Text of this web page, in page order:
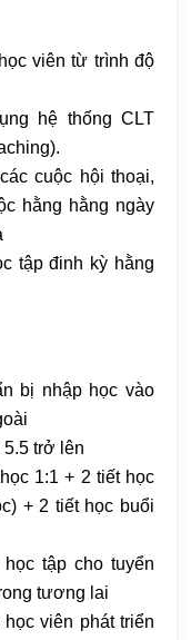
viên từ trình độ
hệ thống CLT
cuộc hội thoại,
hằng hằng ngày
tập đinh kỳ hằng
bị nhập học vào
5.5 trở lên
1:1 + 2 tiết học
+ 2 tiết học buổi
tập cho tuyển
tương lai
viên phát triển